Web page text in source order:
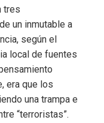
tres
un inmutable a
según el
local de fuentes
era que los
una trampa e
“terroristas”.